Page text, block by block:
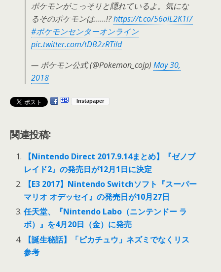
ポケモンがこっそりと隠れているよ。気にな
るそのポケモンは……!?https://t.co/56aIL2K1i7
#ポケモンセンターオンライン
pic.twitter.com/tDB2zRTild
— ポケモン公式 (@Pokemon_cojp) May 30,
2018
関連投稿:
【Nintendo Direct 2017.9.14まとめ】『ゼノブ
レイド2』の発売日が12月1日に決定
【E3 2017】Nintendo Switchソフト『スーパー
マリオ オデッセイ』の発売日が10月27日
任天堂、『Nintendo Labo（ニンテンドー ラ
ボ）』を4月20日（金）に発売
【誕生秘話】「ピカチュウ」ネズミでなくリス
参考